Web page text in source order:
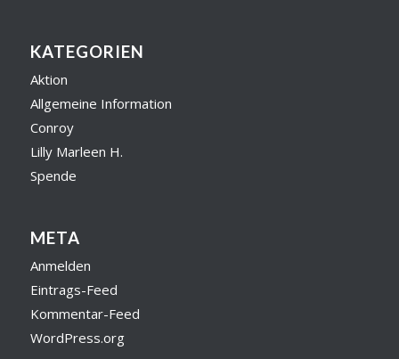
KATEGORIEN
Aktion
Allgemeine Information
Conroy
Lilly Marleen H.
Spende
META
Anmelden
Eintrags-Feed
Kommentar-Feed
WordPress.org